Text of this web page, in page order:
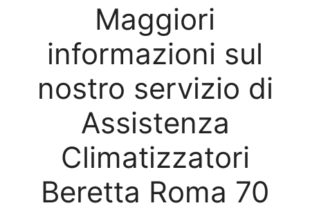
Maggiori
informazioni sul
nostro servizio di
Assistenza
Climatizzatori
Beretta Roma 70